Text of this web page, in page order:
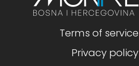
Terms of service
Privacy policy